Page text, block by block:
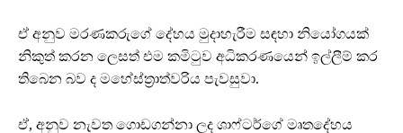
ඒ අනුව මරණකරුගේ දේහය මුදාහැරීම සඳහා නියෝගයක්
නිකුත් කරන ලෙසත් එම කමිටුව අධිකරණයෙන් ඉල්ලීම් කර
තිබෙන බව ද මහේස්ත්‍රාත්වරිය පැවසුවා.
ඒ, අනුව නැවත ගොඩගන්නා ලද ශාෆ්ටර්ගේ මෘතදේහය